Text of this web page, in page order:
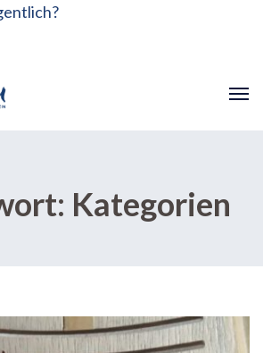
Kategorien